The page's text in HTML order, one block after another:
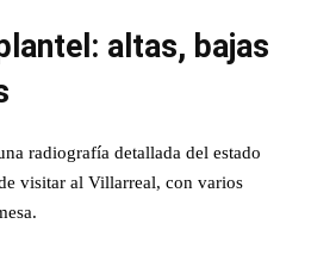
altas, bajas
radiografía detallada del estado
visitar al Villarreal, con varios